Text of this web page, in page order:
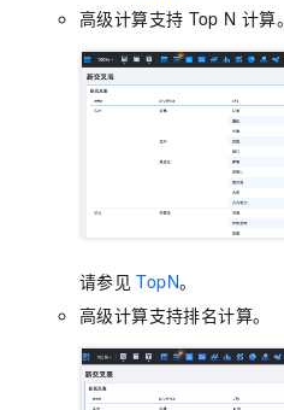
高级计算支持 Top N 计算。
请参见 TopN。
高级计算支持排名计算。